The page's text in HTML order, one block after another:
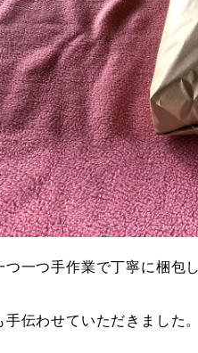
つ一つ手作業で丁寧に梱包
手伝わせていただきました